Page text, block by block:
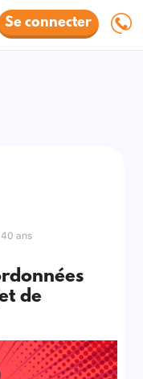
Se connecter
ans
de